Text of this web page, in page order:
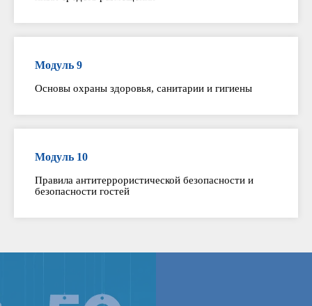
Модуль 9
Основы охраны здоровья, санитарии и гигиены
Модуль 10
Правила антитеррористической безопасности и
безопасности гостей